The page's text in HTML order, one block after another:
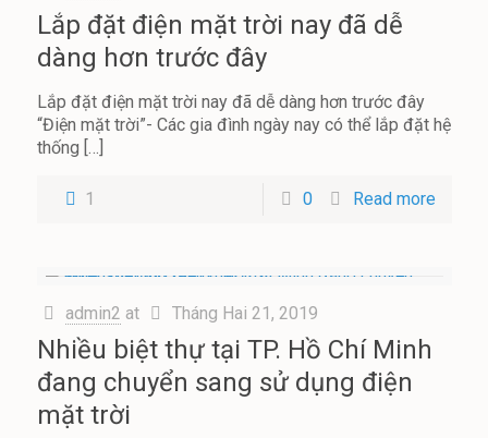
Lắp đặt điện mặt trời nay đã dễ
dàng hơn trước đây
Lắp đặt điện mặt trời nay đã dễ dàng hơn trước đây
“Điện mặt trời”- Các gia đình ngày nay có thể lắp đặt hệ
thống […]
1 0 Read more
admin2 at Tháng Hai 21, 2019
Nhiều biệt thự tại TP. Hồ Chí Minh
đang chuyển sang sử dụng điện
mặt trời